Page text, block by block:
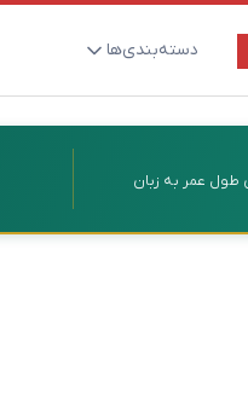
دسته‌بندی‌ها
ارتقای سلامت و طول عمر
بیماری‌ها و پاتوژن‌ها
تغذیه و مکمل‌ها
طول عمر به زبان